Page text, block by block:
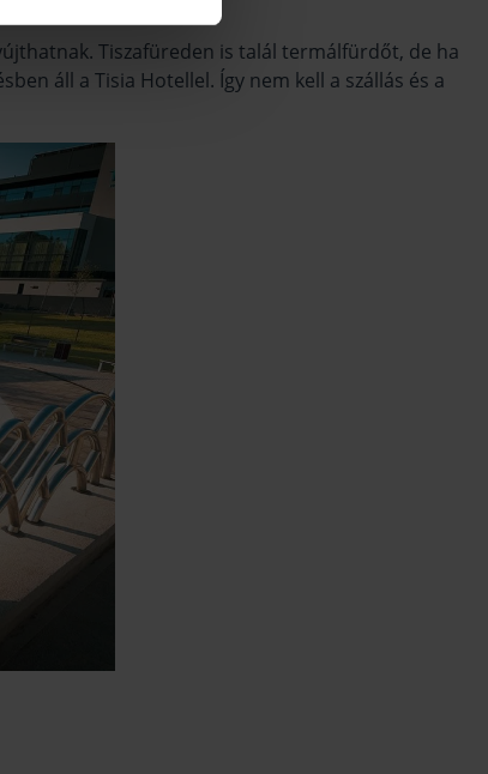
Tiszafüreden is talál termálfürdőt, de ha
áll a Tisia Hotellel. Így nem kell a szállás és a